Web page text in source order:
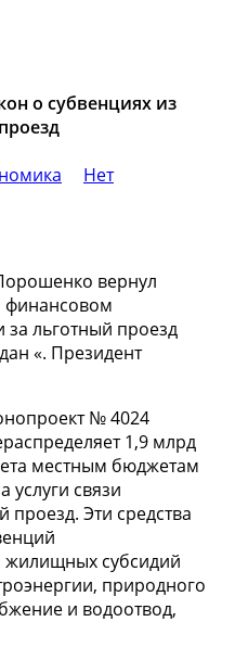
о субвенциях из
Нет
вернул
финансовом
льготный проезд
«. Президент
№ 4024
1,9 млрд
местным бюджетам
услуги связи
проезд. Эти средства
жилищных субсидий
природного
и водоотвод,